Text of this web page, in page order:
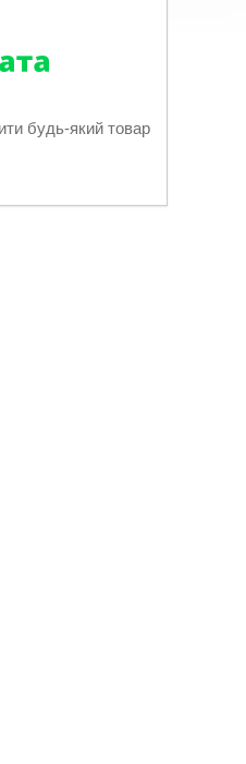
будь-який товар